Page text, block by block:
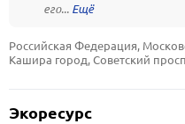
его...
Российская Федерация,
Кашира город, Советский
Экоресурс